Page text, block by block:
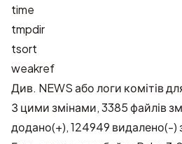
time
tmpdir
tsort
weakref
Див. NEWSабологи комітів
З цими змінами,3385 файлів
додано(+), 124949 видалено(-)